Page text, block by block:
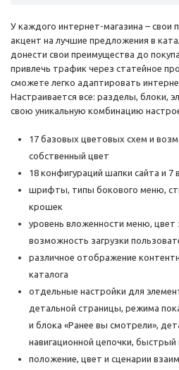
У каждого интернет-магазина –
акцент на лучшие предложения в
донести свои преимущества до
привлечь трафик через статейное
сможете легко адаптировать
Настраивается все: разделы, блоки,
свою уникальную комбинацию
17 базовых цветовых схем и
собственный цвет
18 конфигураций шапки сайта и 7
шрифты, типы бокового меню,
крошек
уровень вложенности меню, цвет
возможность загрузки
различное отображение
каталога
отдельные настройки для
детальной страницы, режима
и блока «Ранее вы смотрели»,
навигационной цепочки,
положение, цвет и сценарии